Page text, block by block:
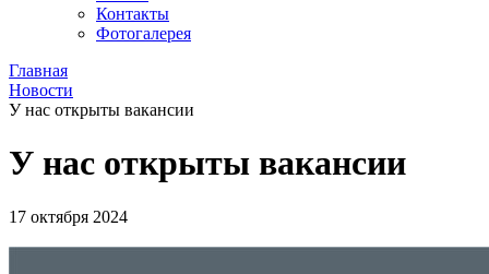
Контакты
Фотогалерея
Главная
Новости
У нас открыты вакансии
У нас открыты вакансии
17 октября 2024